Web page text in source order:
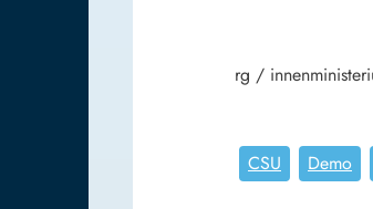
rg /
CSU Demo